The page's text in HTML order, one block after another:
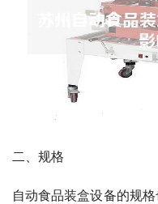
二、规格
自动食品装盒设备的规